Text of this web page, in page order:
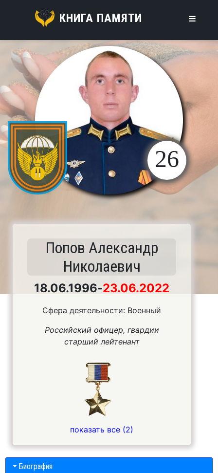
КНИГА ПАМЯТИ
26
Попов Александр
Николаевич
18.06.1996-23.06.2022
Сфера деятельности: Военный
Российский офицер, гвардии
старший лейтенант
показать все (2)
Биография